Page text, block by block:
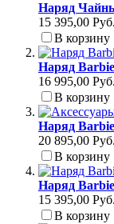
Наряд
15 395,00 Руб.
В корзину
Наряд
16 995,00 Руб.
В корзину
Наряд
20 895,00 Руб.
В корзину
Наряд
15 395,00 Руб.
В корзину